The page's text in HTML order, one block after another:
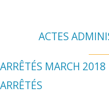
ACTES
ARRÊTÉS MARCH 2018
ARRÊTÉS